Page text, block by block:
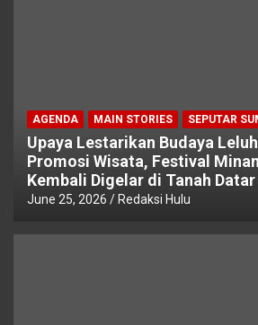
AGENDA MAIN STORIES SEPUTAR
Upaya Lestarikan Budaya
Promosi Wisata, Festival
Kembali Digelar di Tanah Datar
June 25, 2026 Redaksi Hulu